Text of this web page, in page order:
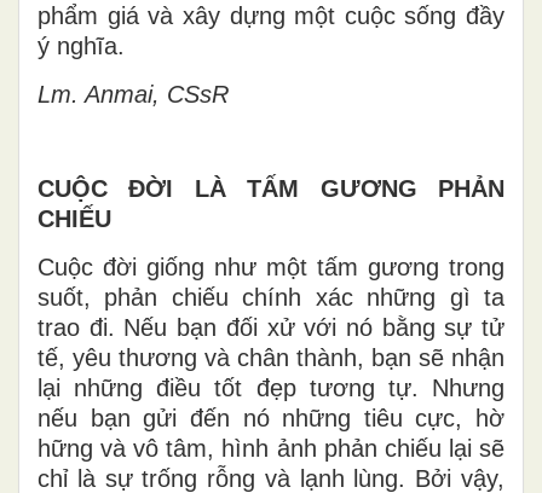
phẩm giá và xây dựng một cuộc sống đầy
ý nghĩa.
Lm. Anmai, CSsR
CUỘC ĐỜI LÀ TẤM GƯƠNG PHẢN
CHIẾU
Cuộc đời giống như một tấm gương trong
suốt, phản chiếu chính xác những gì ta
trao đi. Nếu bạn đối xử với nó bằng sự tử
tế, yêu thương và chân thành, bạn sẽ nhận
lại những điều tốt đẹp tương tự. Nhưng
nếu bạn gửi đến nó những tiêu cực, hờ
hững và vô tâm, hình ảnh phản chiếu lại sẽ
chỉ là sự trống rỗng và lạnh lùng. Bởi vậy,